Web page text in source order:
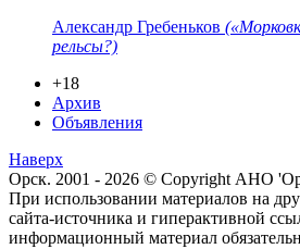
Александр Гребеньков
рельсы?)
+18
Архив
Объявления
Наверх
Орск. 2001 - 2026 © Copyright АНО
При использовании материалов на
сайта-источника и гиперактивной
информационный материал